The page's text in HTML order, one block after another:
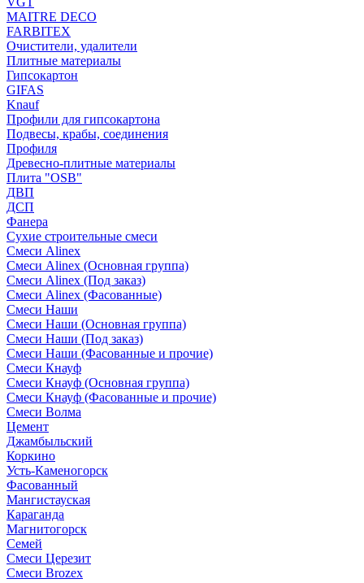
MAITRE DECO
FARBITEX
Очистители, удалители
Плитные материалы
Гипсокартон
GIFAS
Knauf
Профили для гипсокартона
Подвесы, крабы, соединения
Профиля
Древесно-плитные материалы
Плита "OSB"
ДВП
ДСП
Фанера
Сухие строительные смеси
Смеси Alinex
Смеси Alinex (Основная группа)
Смеси Alinex (Под заказ)
Смеси Alinex (Фасованные)
Смеси Наши
Смеси Наши (Основная группа)
Смеси Наши (Под заказ)
Смеси Наши (Фасованные и прочие)
Смеси Кнауф
Смеси Кнауф (Основная группа)
Смеси Кнауф (Фасованные и прочие)
Смеси Волма
Цемент
Джамбыльский
Коркино
Усть-Каменогорск
Фасованный
Мангистауская
Караганда
Магнитогорск
Семей
Смеси Церезит
Смеси Brozex